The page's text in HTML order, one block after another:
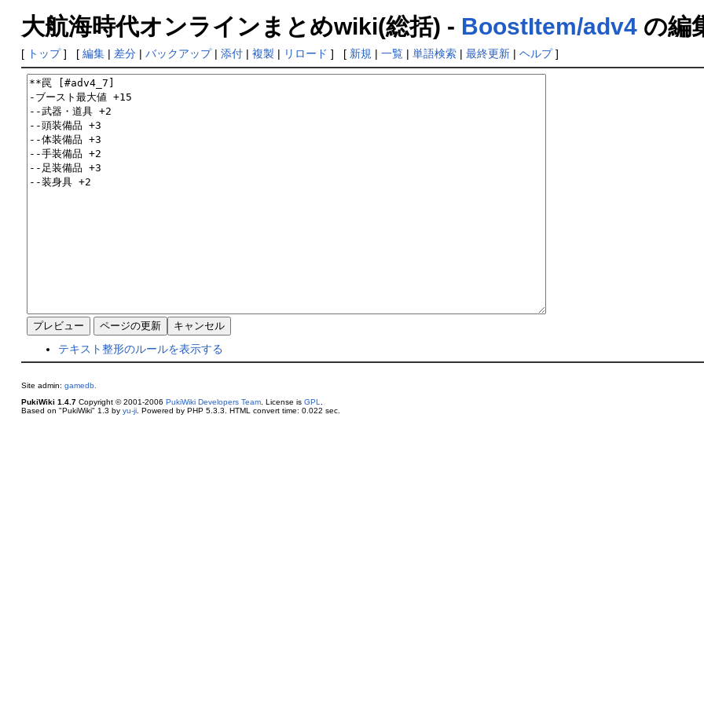
大航海時代オンラインまとめwiki(総括) - BoostItem/adv4の編
[ トップ] [ 編集| 差分| バックアップ| 添付| 複製 | リロード ] [ 新規 | 一覧| 単語検索| 最終更新| ヘルプ]
テキスト整形のルールを表示する
Site admin: gamedb.
PukiWiki 1.4.7Copyright © 2001-2006 PukiWiki Developers Team. License is GPL
Based on "PukiWiki" 1.3 by yu-ji. Powered by PHP 5.3.3. HTML convert time: 0.022 sec.